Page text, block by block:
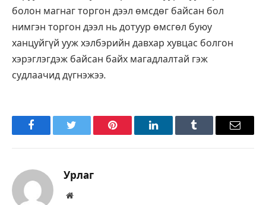
болон магнаг торгон дээл өмсдөг байсан бол
нимгэн торгон дээл нь дотуур өмсгөл буюу
ханцуйгүй ууж хэлбэрийн давхар хувцас болгон
хэрэглэгдэж байсан байх магадлалтай гэж
судлаачид дүгнэжээ.
FacebookTwitter Pinterest LinkedInTumblr Имэйл
Урлаг
Вэбсайт